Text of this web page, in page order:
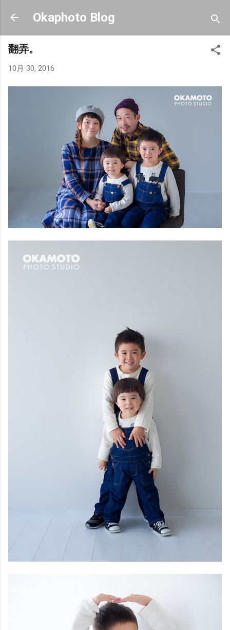
スキップしてメイン コンテンツに移動
Okaphoto Blog
翻弄。
10月 30, 2016